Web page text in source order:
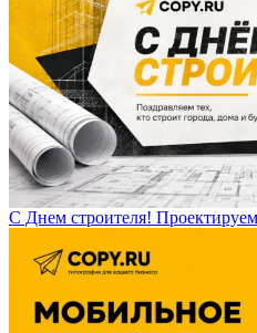
С Днем строителя!